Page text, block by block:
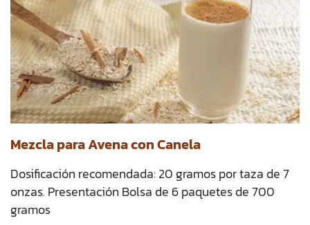
Mezcla para Avena con Canela
Dosificación recomendada: 20 gramos por taza de 7
onzas. Presentación Bolsa de 6 paquetes de 700
gramos